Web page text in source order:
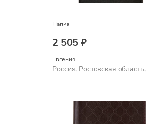
Папка
2 505 ₽
Евгения
Россия, Ростовская область,